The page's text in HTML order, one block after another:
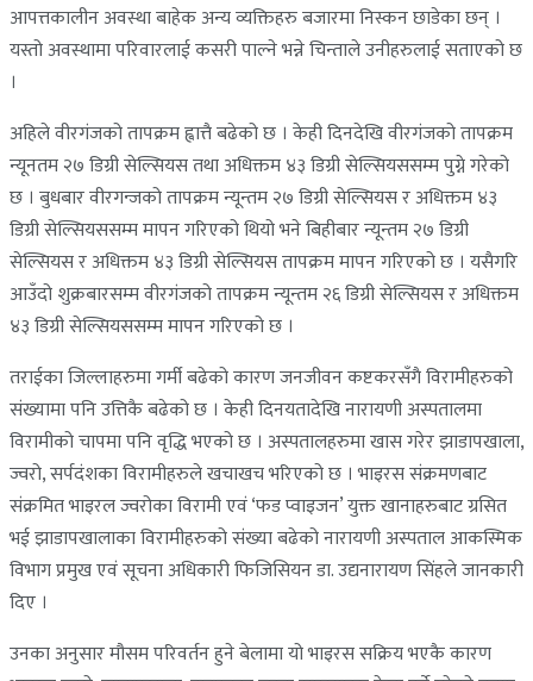
आपत्तकालीन अवस्था बाहेक अन्य व्यक्तिहरु बजारमा निस्कन छाडेका छन् ।
यस्तो अवस्थामा परिवारलाई कसरी पाल्ने भन्ने चिन्ताले उनीहरुलाई सताएको छ
।
अहिले वीरगंजको तापक्रम ह्वात्तै बढेको छ । केही दिनदेखि वीरगंजको तापक्रम
न्यूनतम २७ डिग्री सेल्सियस तथा अधिक्तम ४३ डिग्री सेल्सियससम्म पुग्ने गरेको
छ । बुधबार वीरगन्जको तापक्रम न्यून्तम २७ डिग्री सेल्सियस र अधिक्तम ४३
डिग्री सेल्सियससम्म मापन गरिएको थियो भने बिहीबार न्यून्तम २७ डिग्री
सेल्सियस र अधिक्तम ४३ डिग्री सेल्सियस तापक्रम मापन गरिएको छ । यसैगरि
आउँदो शुक्रबारसम्म वीरगंजको तापक्रम न्यून्तम २६ डिग्री सेल्सियस र अधिक्तम
४३ डिग्री सेल्सियससम्म मापन गरिएको छ ।
तराईका जिल्लाहरुमा गर्मी बढेको कारण जनजीवन कष्टकरसँगै विरामीहरुको
संख्यामा पनि उत्तिकै बढेको छ । केही दिनयतादेखि नारायणी अस्पतालमा
विरामीको चापमा पनि वृद्धि भएको छ । अस्पतालहरुमा खास गरेर झाडापखाला,
ज्वरो, सर्पदंशका विरामीहरुले खचाखच भरिएको छ । भाइरस संक्रमणबाट
संक्रमित भाइरल ज्वरोका विरामी एवं ‘फड प्वाइजन’ युक्त खानाहरुबाट ग्रसित
भई झाडापखालाका विरामीहरुको संख्या बढेको नारायणी अस्पताल आकस्मिक
विभाग प्रमुख एवं सूचना अधिकारी फिजिसियन डा. उद्यनारायण सिंहले जानकारी
दिए ।
उनका अनुसार मौसम परिवर्तन हुने बेलामा यो भाइरस सक्रिय भएकै कारण